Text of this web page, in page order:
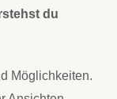
du
Möglichkeiten.